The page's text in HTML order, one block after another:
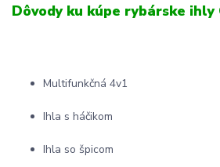
Dôvody ku kúpe rybárske ihly
Multifunkčná 4v1
Ihla s háčikom
Ihla so špicom